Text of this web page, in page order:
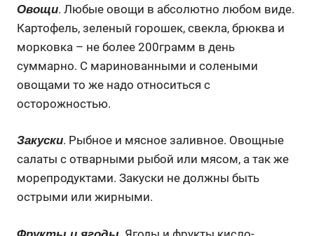
Овощи. Любые овощи в абсолютно любом виде.
Картофель, зеленый горошек, свекла, брюква и
морковка – не более 200грамм в день
суммарно. С маринованными и солеными
овощами то же надо относиться с
осторожностью.
Закуски. Рыбное и мясное заливное. Овощные
салаты с отварными рыбой или мясом, а так же
морепродуктами. Закуски не должны быть
острыми или жирными.